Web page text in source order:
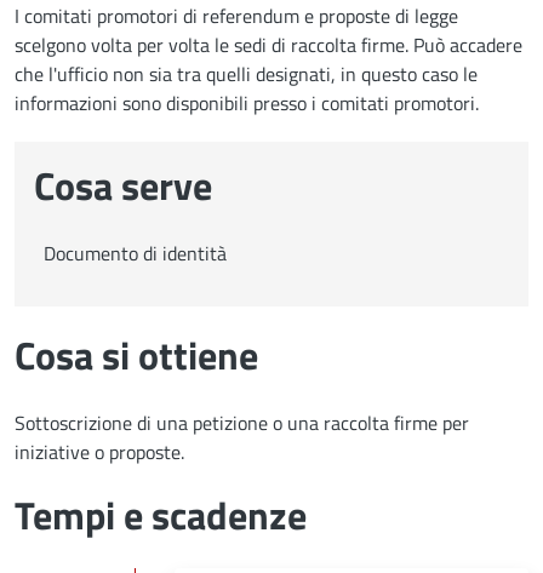
I comitati promotori di referendum e proposte di legge
scelgono volta per volta le sedi di raccolta firme. Può accadere
che l'ufficio non sia tra quelli designati, in questo caso le
informazioni sono disponibili presso i comitati promotori.
Cosa serve
Documento di identità
Cosa si ottiene
Sottoscrizione di una petizione o una raccolta firme per
iniziative o proposte.
Tempi e scadenze